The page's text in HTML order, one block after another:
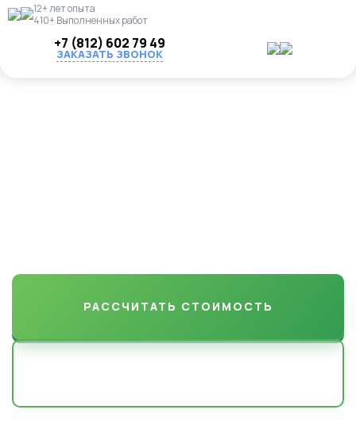
12+ лет опыта
410+ Выполненных работ
+7 (812) 602 79 49
ЗАКАЗАТЬ ЗВОНОК
РАССЧИТАТЬ СТОИМОСТЬ